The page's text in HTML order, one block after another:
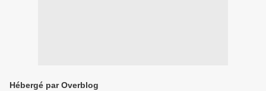
Hébergé par Overblog